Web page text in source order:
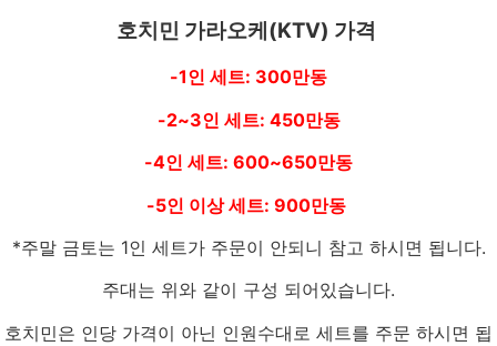
호치민 가라오케(KTV) 가격
-1인 세트: 300만동
-2~3인 세트: 450만동
-4인 세트: 600~650만동
-5인 이상 세트: 900만동
*주말 금토는 1인 세트가 주문이 안되니 참고 하시면 됩니다.
주대는 위와 같이 구성 되어있습니다.
호치민은 인당 가격이 아닌 인원수대로 세트를 주문 하시면 됩